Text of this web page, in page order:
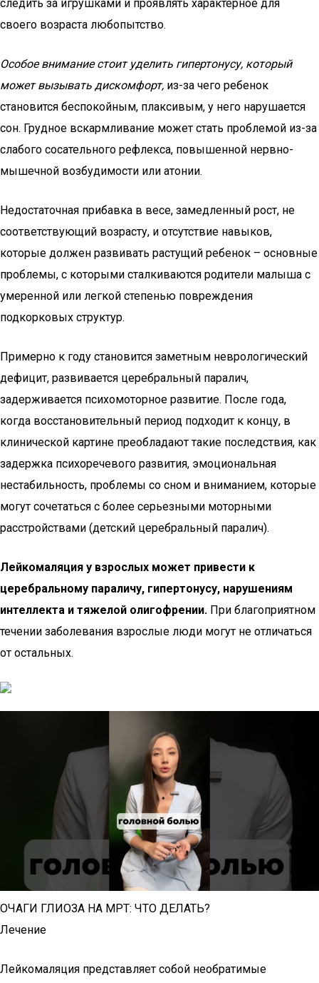
следить за игрушками и проявлять характерное для
своего возраста любопытство.
Особое внимание стоит уделить гипертонусу, который
может вызывать дискомфорт, из-за чего ребенок
становится беспокойным, плаксивым, у него нарушается
сон. Грудное вскармливание может стать проблемой из-за
слабого сосательного рефлекса, повышенной нервно-
мышечной возбудимости или атонии.
Недостаточная прибавка в весе, замедленный рост, не
соответствующий возрасту, и отсутствие навыков,
которые должен развивать растущий ребенок – основные
проблемы, с которыми сталкиваются родители малыша с
умеренной или легкой степенью повреждения
подкорковых структур.
Примерно к году становится заметным неврологический
дефицит, развивается церебральный паралич,
задерживается психомоторное развитие. После года,
когда восстановительный период подходит к концу, в
клинической картине преобладают такие последствия, как
задержка психоречевого развития, эмоциональная
нестабильность, проблемы со сном и вниманием, которые
могут сочетаться с более серьезными моторными
расстройствами (детский церебральный паралич).
Лейкомаляция у взрослых может привести к
церебральному параличу, гипертонусу, нарушениям
интеллекта и тяжелой олигофрении. При благоприятном
течении заболевания взрослые люди могут не отличаться
от остальных.
ОЧАГИ ГЛИОЗА НА МРТ: ЧТО ДЕЛАТЬ?
Лечение
Лейкомаляция представляет собой необратимые